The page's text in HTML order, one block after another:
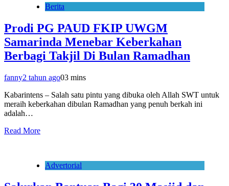
Berita
Prodi PG PAUD FKIP UWGM
Samarinda Menebar Keberkahan
Berbagi Takjil Di Bulan Ramadhan
fanny2 tahun ago03 mins
Kabarintens – Salah satu pintu yang dibuka oleh Allah SWT untuk
meraih keberkahan dibulan Ramadhan yang penuh berkah ini
adalah…
Read More
Advertorial